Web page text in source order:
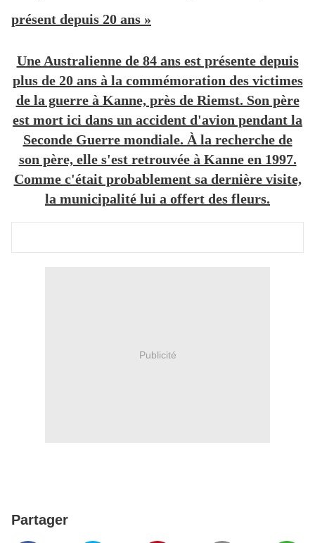
présent depuis 20 ans »
Une Australienne de 84 ans est présente depuis
plus de 20 ans à la commémoration des victimes
de la guerre à Kanne, près de Riemst. Son père
est mort ici dans un accident d'avion pendant la
Seconde Guerre mondiale. À la recherche de
son père, elle s'est retrouvée à Kanne en 1997.
Comme c'était probablement sa dernière visite,
la municipalité lui a offert des fleurs.
Publicité
Partager